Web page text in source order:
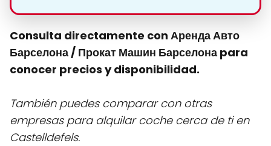
Consulta directamente con Аренда Авто
Барселона / Прокат Машин Барселона para
conocer precios y disponibilidad.
También puedes comparar con otras
empresas para alquilar coche cerca de ti en
Castelldefels.